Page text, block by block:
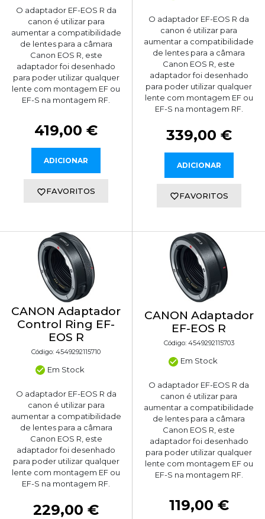
O adaptador EF-EOS R da
canon é utilizar para
aumentar a compatibilidade
de lentes para a câmara
Canon EOS R, este
adaptador foi desenhado
para poder utilizar qualquer
lente com montagem EF ou
EF-S na montagem RF.
419,00 €
ADICIONAR
FAVORITOS
O adaptador EF-EOS R da
canon é utilizar para
aumentar a compatibilidade
de lentes para a câmara
Canon EOS R, este
adaptador foi desenhado
para poder utilizar qualquer
lente com montagem EF ou
EF-S na montagem RF.
339,00 €
ADICIONAR
FAVORITOS
CANON Adaptador
Control Ring EF-
EOS R
Código: 4549292115710
Em Stock
O adaptador EF-EOS R da
canon é utilizar para
aumentar a compatibilidade
de lentes para a câmara
Canon EOS R, este
adaptador foi desenhado
para poder utilizar qualquer
lente com montagem EF ou
EF-S na montagem RF.
229,00 €
CANON Adaptador
EF-EOS R
Código: 4549292115703
Em Stock
O adaptador EF-EOS R da
canon é utilizar para
aumentar a compatibilidade
de lentes para a câmara
Canon EOS R, este
adaptador foi desenhado
para poder utilizar qualquer
lente com montagem EF ou
EF-S na montagem RF.
119,00 €